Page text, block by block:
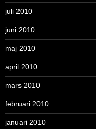
juli 2010
juni 2010
maj 2010
april 2010
mars 2010
februari 2010
januari 2010